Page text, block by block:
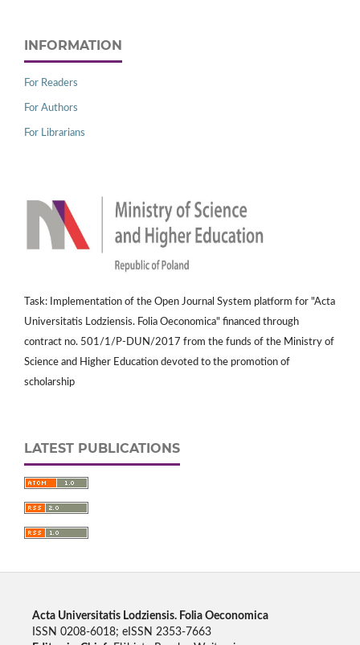
INFORMATION
For Readers
For Authors
For Librarians
Task: Implementation of the Open Journal System platform for "Acta
Universitatis Lodziensis. Folia Oeconomica" financed through
contract no. 501/1/P-DUN/2017 from the funds of the Ministry of
Science and Higher Education devoted to the promotion of
scholarship
LATEST PUBLICATIONS
Acta Universitatis Lodziensis. Folia Oeconomica
ISSN 0208-6018; eISSN 2353-7663